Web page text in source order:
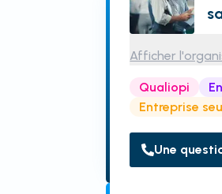
Afficher
Qualiopi
Entreprise
Une